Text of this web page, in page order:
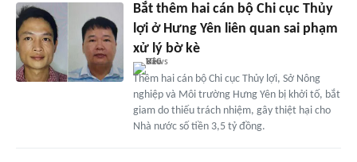
Bắt thêm hai cán bộ Chi cục Thủy
lợi ở Hưng Yên liên quan sai phạm
xử lý bờ kè
Thêm hai cán bộ Chi cục Thủy lợi, Sở Nông
nghiệp và Môi trường Hưng Yên bị khởi tố, bắt
giam do thiếu trách nhiệm, gây thiệt hại cho
Nhà nước số tiền 3,5 tỷ đồng.